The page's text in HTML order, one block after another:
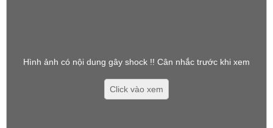
Hình ảnh có nội dung gây shock !! Cân nhắc trước khi xem
Click vào xem